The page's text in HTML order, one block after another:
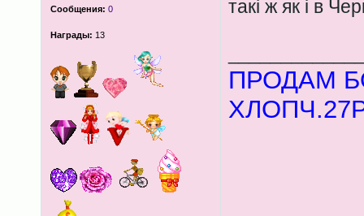
Сообщения: 0
Награды: 13
такі ж як і в
ПРОДАМ